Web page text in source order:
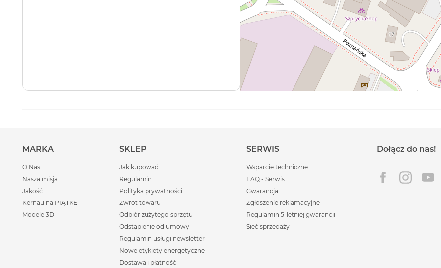
MARKA
O Nas
Nasza misja
Jakość
Kernau na PIĄTKĘ
Modele 3D
SKLEP
Jak kupować
Regulamin
Polityka prywatności
Zwrot towaru
Odbiór zużytego sprzętu
Odstąpienie od umowy
Regulamin usługi newsletter
Nowe etykiety energetyczne
Dostawa i płatność
SERWIS
Wsparcie techniczne
FAQ - Serwis
Gwarancja
Zgłoszenie reklamacyjne
Regulamin 5-letniej gwarancji
Sieć sprzedaży
Dołącz do nas!